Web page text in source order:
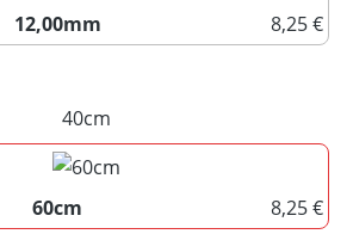
12,00mm
8,25 €
40cm(Diese Option ist zurzeit nicht
60cm
8,25 €